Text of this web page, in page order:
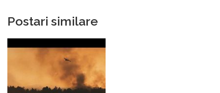
Postari similare